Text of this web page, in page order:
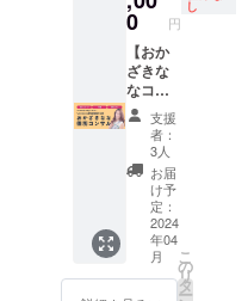
男磨
き・モ
テテク
講座(収
録時
間：27
分) -
ヴィ
ジョン
クリエ
イト(収
録時
間：14
分) -
男磨
き・モ
テテク
講座(収
録時
間：27
分) -
ヴィ
ジョン
クリエ
イト(収
録時
間：14
分) -
でご紹
介 ・イ
ベント
当日MC
による
ご紹
介、プ
ロジェ
クター
でお名
前/企業
名/ロゴ
の表示
（ご希
望の
ストに
て対
応。 ※
自由席1
名 ※Bエ
リア（3
番目に
見やす
いお
席、購
入順に
前方エ
リアが
指定さ
れま
0 円
し
【おか
ざきな
なコン
サル＆
CANBE
20周年
感謝祭
参加権
VIP席】
※郵送は
されま
せん。
※当日受
支援
者：
3人
お届
け予
定：
2024
年04
月
こ
の
リ
タ
ー